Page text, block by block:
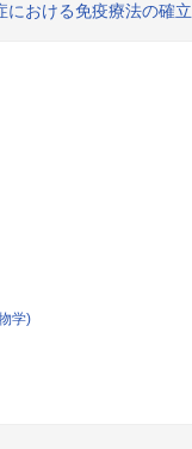
における免疫療法の確立
学)